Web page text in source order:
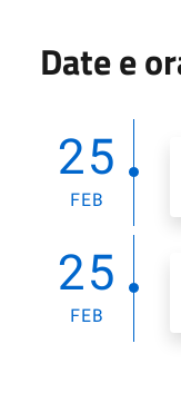
Date e
25
FEB
25
FEB